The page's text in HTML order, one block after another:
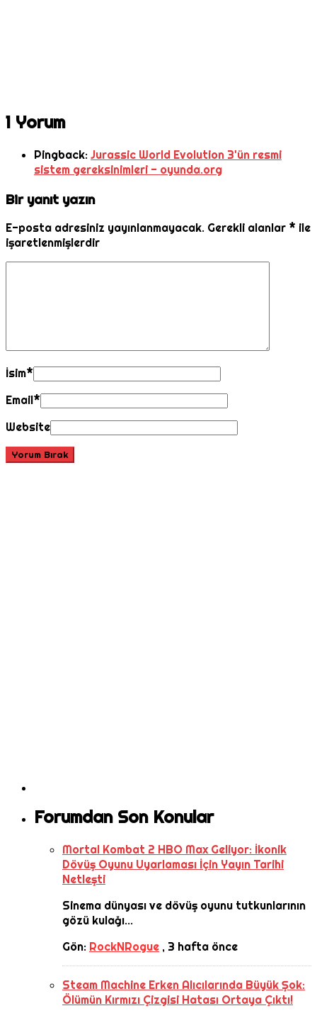
1 Yorum
Pingback: Jurassic World Evolution 3'ün resmi
sistem gereksinimleri - oyunda.org
Bir yanıt yazın
E-posta adresiniz yayınlanmayacak. Gerekli alanlar * ile
işaretlenmişlerdir
İsim*
Email*
Website
Forumdan Son Konular
Mortal Kombat 2 HBO Max Geliyor: İkonik
Dövüş Oyunu Uyarlaması İçin Yayın Tarihi
Netleşti
Sinema dünyası ve dövüş oyunu tutkunlarının
gözü kulağı...
Gön: RockNRogue , 3 hafta önce
Steam Machine Erken Alıcılarında Büyük Şok:
Ölümün Kırmızı Çizgisi Hatası Ortaya Çıktı!